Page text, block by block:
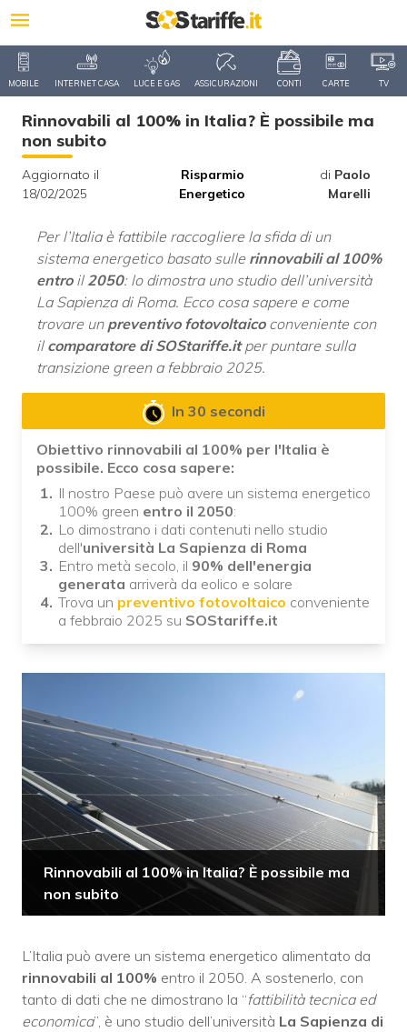
MOBILE INTERNET CASA LUCE E GAS ASSICURAZIONI CONTI CARTE TV
Rinnovabili al 100% in Italia? È possibile ma
non subito
Aggiornato il
18/02/2025
Risparmio
Energetico
di Paolo
Marelli
Per l’Italia è fattibile raccogliere la sfida di un
sistema energetico basato sulle rinnovabili al 100%
entro il2050: lo dimostra uno studio dell’università
La Sapienza di Roma. Ecco cosa sapere e come
trovare un preventivo fotovoltaicoconveniente con
il comparatore di SOStariffe.itper puntare sulla
transizione green a febbraio 2025.
In 30 secondi
Obiettivo rinnovabili al 100% per l'Italia è
possibile. Ecco cosa sapere:
Il nostro Paese può avere un sistema energetico
100% green entro il 2050:
Lo dimostrano i dati contenuti nello studio
dell'università La Sapienza di Roma
Entro metà secolo, il 90% dell'energia
generata arriverà da eolico e solare
Trova un preventivo fotovoltaico conveniente
a febbraio 2025 su SOStariffe.it
Rinnovabili al 100% in Italia? È possibile ma
non subito
L’Italia può avere un sistema energetico alimentato da
rinnovabili al 100% entro il 2050. A sostenerlo, con
tanto di dati che ne dimostrano la “fattibilità tecnica ed
economica”, è uno studio dell’università La Sapienza di